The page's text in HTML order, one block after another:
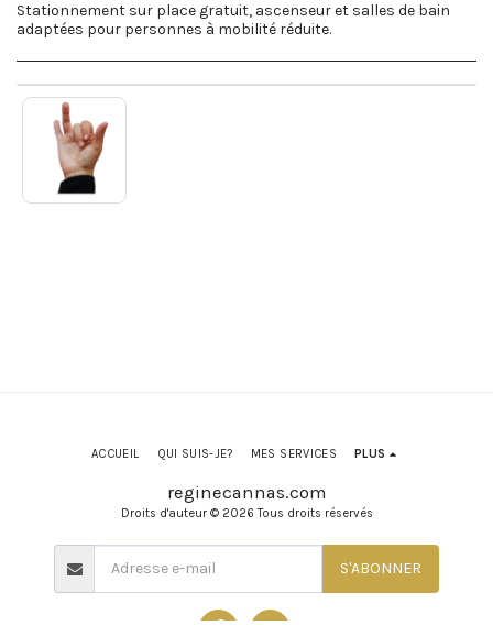
Stationnement sur place gratuit, ascenseur et salles de bain
adaptées pour personnes à mobilité réduite.
reginecannas.com
Droits d'auteur © 2026 Tous droits réservés
ACCUEIL QUI SUIS-JE? MES SERVICES PLUS
S'ABONNER